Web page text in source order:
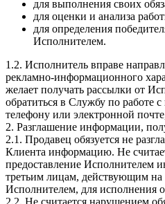
для выполнения своих
для оценки и анализа
для определения
Исполнителем.
1.2. Исполнитель вправе
рекламно-информационного
желает получать рассылки от
обратиться в Службу по работе
телефону или электронной
2. Разглашение информации,
2.1. Продавец обязуется не
Клиента информацию. Не
предоставление Исполнителем
третьим лицам, действующим на
Исполнителем, для исполнения
2.2. Не считается нарушением